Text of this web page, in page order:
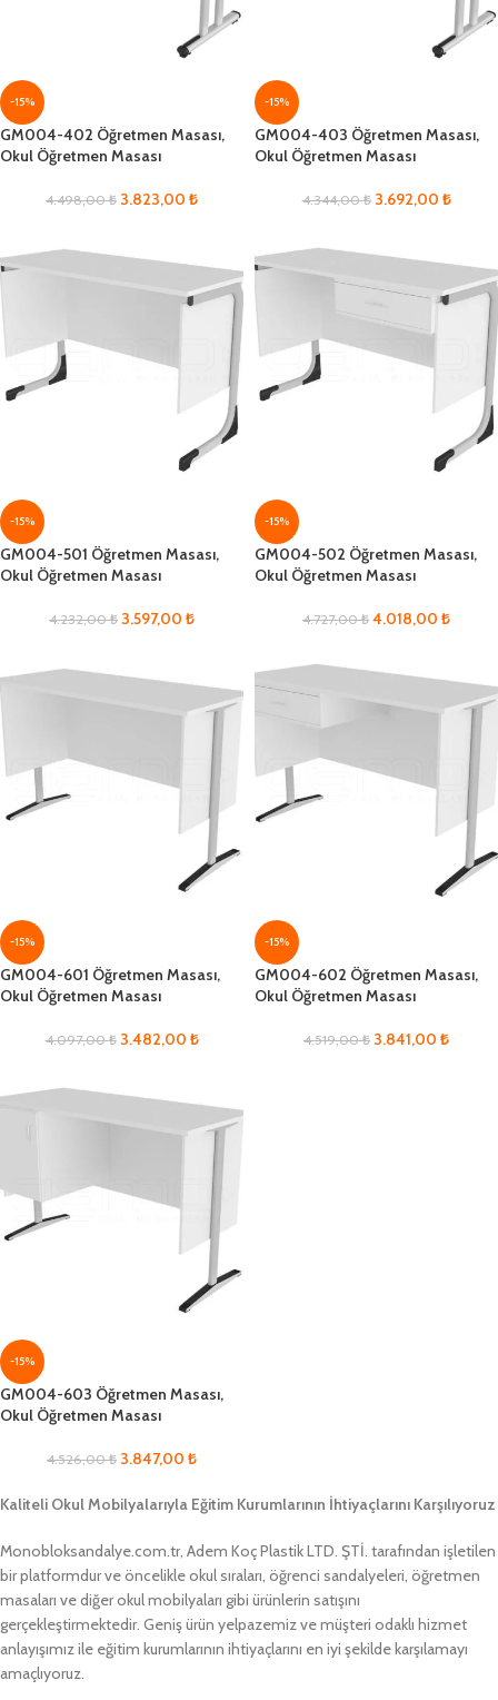
-15%
GM004-402 Öğretmen Masası,
Okul Öğretmen Masası
4.498,00₺ 3.823,00 ₺
-15%
GM004-403 Öğretmen Masası,
Okul Öğretmen Masası
4.344,00₺ 3.692,00 ₺
-15%
GM004-501 Öğretmen Masası,
Okul Öğretmen Masası
4.232,00₺ 3.597,00 ₺
-15%
GM004-502 Öğretmen Masası,
Okul Öğretmen Masası
4.727,00₺ 4.018,00 ₺
-15%
GM004-601 Öğretmen Masası,
Okul Öğretmen Masası
4.097,00₺ 3.482,00 ₺
-15%
GM004-602 Öğretmen Masası,
Okul Öğretmen Masası
4.519,00₺ 3.841,00 ₺
-15%
GM004-603 Öğretmen Masası,
Okul Öğretmen Masası
4.526,00₺ 3.847,00 ₺
Kaliteli Okul Mobilyalarıyla Eğitim Kurumlarının İhtiyaçlarını Karşılıyoruz
Monobloksandalye.com.tr, Adem Koç Plastik LTD. ŞTİ. tarafından işletilen
bir platformdur ve öncelikle okul sıraları, öğrenci sandalyeleri, öğretmen
masaları ve diğer okul mobilyaları gibi ürünlerin satışını
gerçekleştirmektedir. Geniş ürün yelpazemiz ve müşteri odaklı hizmet
anlayışımız ile eğitim kurumlarının ihtiyaçlarını en iyi şekilde karşılamayı
amaçlıyoruz.